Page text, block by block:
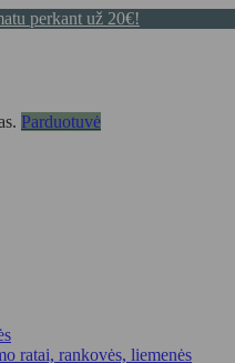
perkant už 20€!
Parduotuvė
ratai, rankovės, liemenės